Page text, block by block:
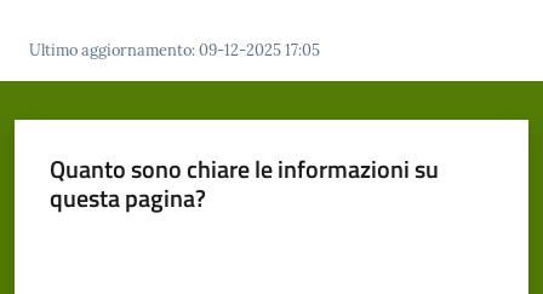
di
Cento
Menu selezionato
Ultimo aggiornamento:09-12-2025 17:05
Quanto sono chiare le informazioni su
questa pagina?